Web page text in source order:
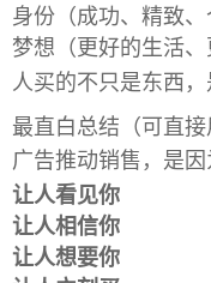
身份（成功、精致、
梦想（更好的生活、
人买的不只是东西，
最直白总结（可直接
广告推动销售，是因
让人看见你
让人相信你
让人想要你